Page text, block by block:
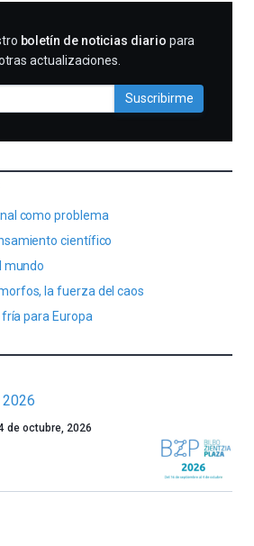
boletín de noticias diario para
actualizaciones.
Suscribirme
como problema
científico
mundo
la fuerza del caos
para Europa
de octubre, 2026